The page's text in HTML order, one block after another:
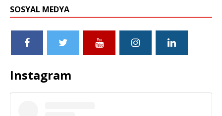
SOSYAL MEDYA
Instagram